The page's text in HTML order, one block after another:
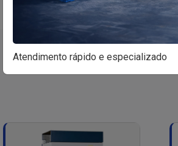
Atendimento rápido e especializado